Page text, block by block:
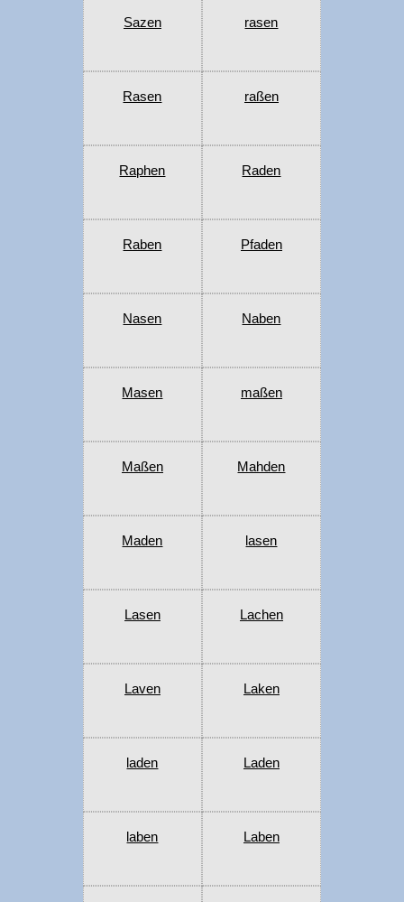
Sazen rasen
Rasen raßen
Raphen Raden
Raben Pfaden
Nasen Naben
Masen maßen
Maßen Mahden
Maden lasen
Lasen Lachen
Laven Laken
laden Laden
laben Laben